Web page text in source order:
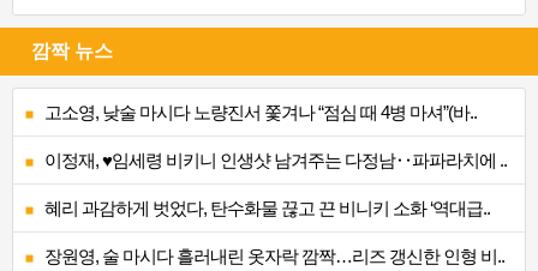
깜짝 뉴스
고소영, 낮술 마시다 노량진서 쫓겨나 “점심 때 4병 마셔”(바..
이정재, ♥임세령 비키니 인생샷 남겨주는 다정남‥파파라치에 ..
혜리 과감하게 벗었다, 탄수화물 끊고 끈 비니키 소화 ‘역대급..
장원영, 술 마시다 흘러내린 옷자락 깜짝…리즈 갱신한 인형 비..